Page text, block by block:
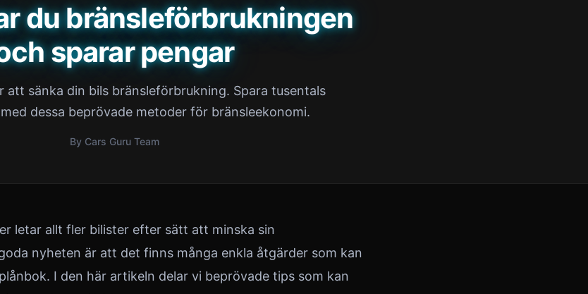
du bränsleförbrukningen
sparar pengar
att sänka din bils bränsleförbrukning. Spara tusentals
dessa beprövade metoder för bränsleekonomi.
By Cars Guru Team
letar allt fler bilister efter sätt att minska sin
nyheten är att det finns många enkla åtgärder som kan
I den här artikeln delar vi beprövade tips som kan